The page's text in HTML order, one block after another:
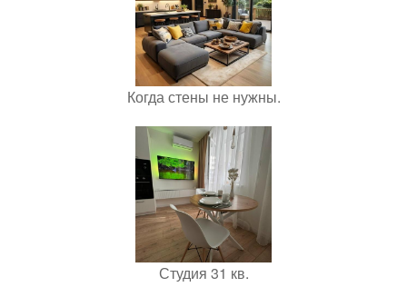
Когда стены не нужны.
Студия 31 кв.